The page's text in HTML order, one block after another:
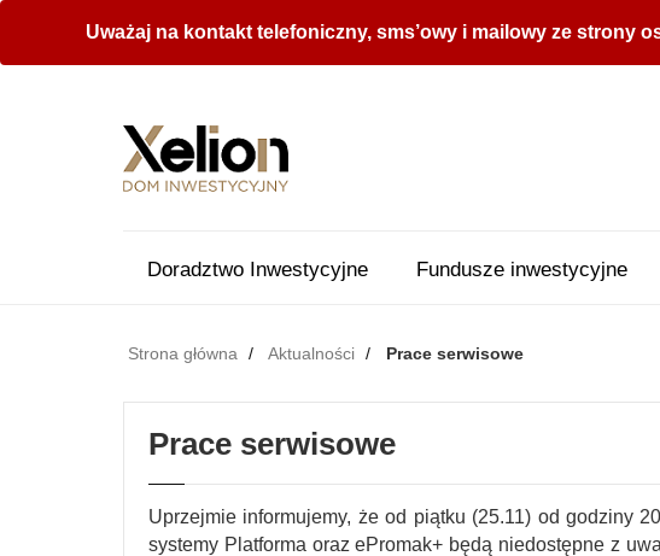
Uważaj na kontakt telefoniczny, sms’owy i mailowy ze strony
Doradztwo Inwestycyjne Fundusze inwestycyjne
Strona główna Aktualności Prace serwisowe
Prace serwisowe
Uprzejmie informujemy, że od piątku (25.11) od godziny
systemy Platforma oraz ePromak+ będą niedostępne z